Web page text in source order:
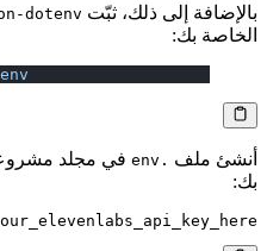
بالإضافة إلى ذلك، ثبّتdotenv
الخاصة بك:
أنشئ ملف .env
في مجلد مشروعك
بك: